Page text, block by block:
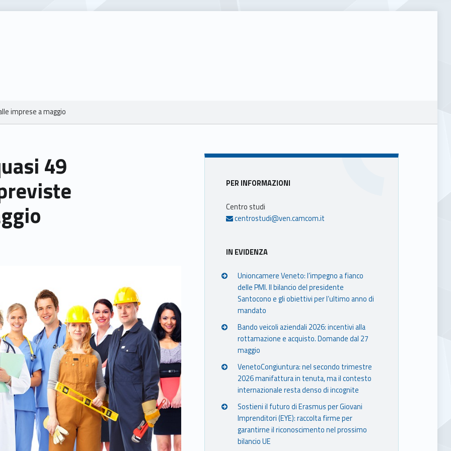
imprese a maggio
49 Sidebar
PER INFORMAZIONI
Centro studi
centrostudi@ven.camcom.it
IN EVIDENZA
Unioncamere Veneto: l’impegno a fianco
delle PMI. Il bilancio del presidente
Santocono e gli obiettivi per l’ultimo anno di
mandato
Bando veicoli aziendali 2026: incentivi alla
rottamazione e acquisto. Domande dal 27
maggio
VenetoCongiuntura: nel secondo trimestre
2026 manifattura in tenuta, ma il contesto
internazionale resta denso di incognite
Sostieni il futuro di Erasmus per Giovani
Imprenditori (EYE): raccolta firme per
garantirne il riconoscimento nel prossimo
bilancio UE